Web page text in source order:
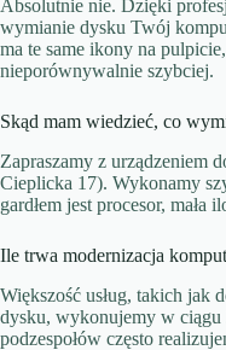
Absolutnie nie. Dzięki
wymianie dysku Twój
ma te same ikony na
nieporównywalnie szybciej.
Skąd mam wiedzieć, co
Zapraszamy z urządzeniem
Cieplicka 17). Wykonamy
gardłem jest procesor,
Ile trwa modernizacja
Większość usług, takich jak
dysku, wykonujemy w ciągu
podzespołów często